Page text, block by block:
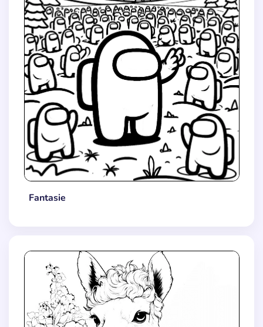
Fantasie